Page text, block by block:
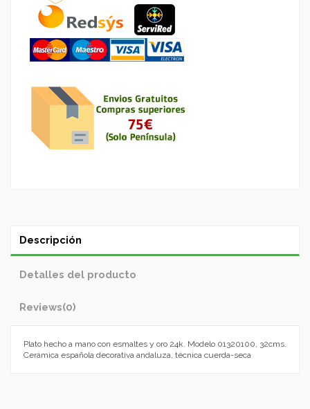
Descripción
Detalles del producto
Reviews(0)
Plato hecho a mano con esmaltes y oro 24k. Modelo 01320100, 32cms.
Cerámica española decorativa andaluza, técnica cuerda-seca